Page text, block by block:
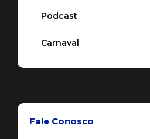
Podcast
Carnaval
Fale Conosco